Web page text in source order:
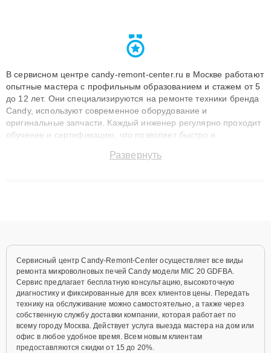
В сервисном центре candy-remont-center.ru в Москве работают
опытные мастера с профильным образованием и стажем от 5
до 12 лет. Они специализируются на ремонте техники бренда
Candy, используют современное оборудование и
оригинальные запчасти. Каждый инженер регулярно проходит
обучение и сертификацию, что позволяет быстро и
сохранением гарантии до 3 лет. Наши мастера решают
Развернуть
Сервисный центр Candy-Remont-Center осуществляет все виды
ремонта микроволновых печей Candy модели MIC 20 GDFBA.
Сервис предлагает бесплатную консультацию, высокоточную
диагностику и фиксированные для всех клиентов цены. Передать
технику на обслуживание можно самостоятельно, а также через
собственную службу доставки компании, которая работает по
всему городу Москва. Действует услуга выезда мастера на дом или
офис в любое удобное время. Всем новым клиентам
предоставляются скидки от 15 до 20%.